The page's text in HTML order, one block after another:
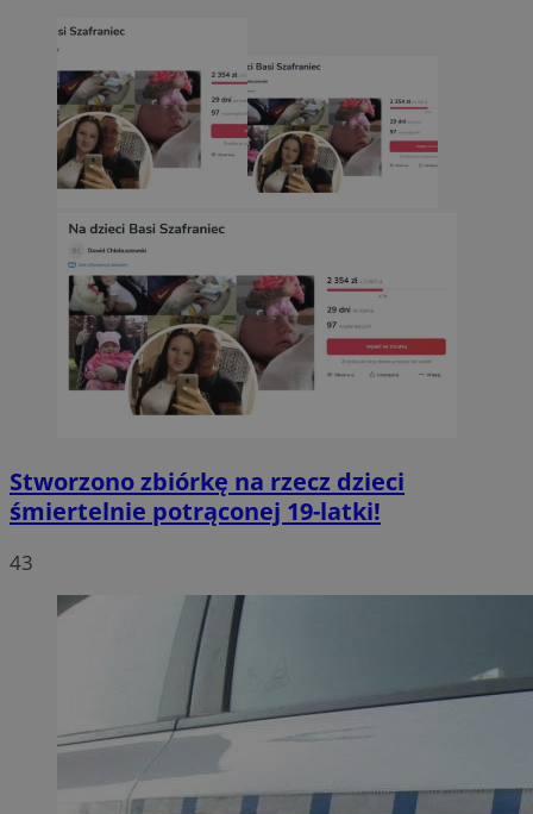
Stworzono zbiórkę na rzecz dzieci
śmiertelnie potrąconej 19-latki!
43